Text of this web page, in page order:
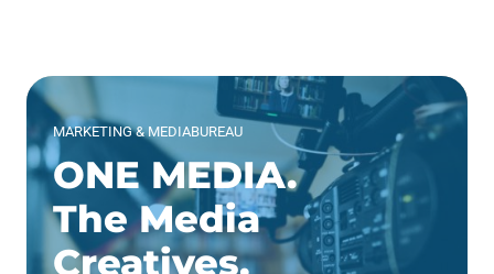
MARKETING & MEDIABUREAU
ONE MEDIA.
The Media
Creatives.